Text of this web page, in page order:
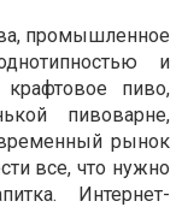
промышленное
и
пиво,
пивоварне,
рынок
все, что нужно
Интернет-